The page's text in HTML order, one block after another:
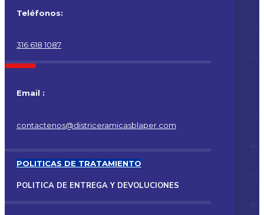
Teléfonos:
316 618 1087
Email :
contactenos@districeramicasblaper.com
POLITICAS DE TRATAMIENTO
POLITICA DE ENTREGA Y DEVOLUCIONES